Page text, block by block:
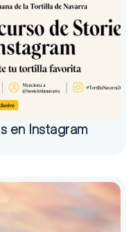
en Instagram